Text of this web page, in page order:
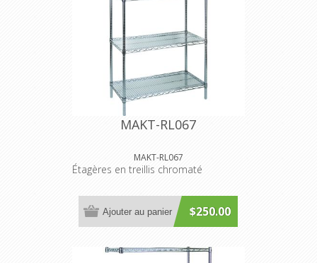
MAKT-RL067
MAKT-RL067
Étagères en treillis chromaté
$250.00
Ajouter au panier